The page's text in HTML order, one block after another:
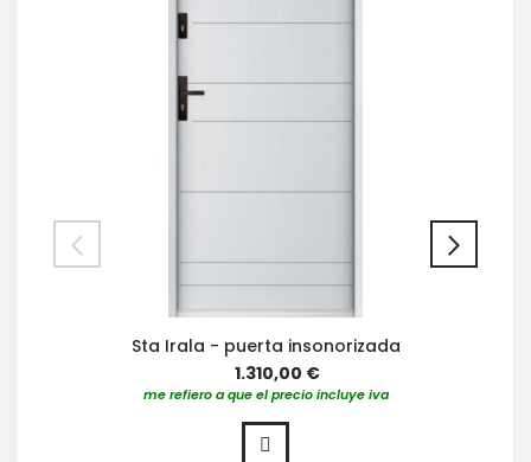
Sta Irala - puerta insonorizada
1.310,00 €
me refiero a que el precio incluye iva